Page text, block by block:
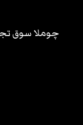
چوملا سوق